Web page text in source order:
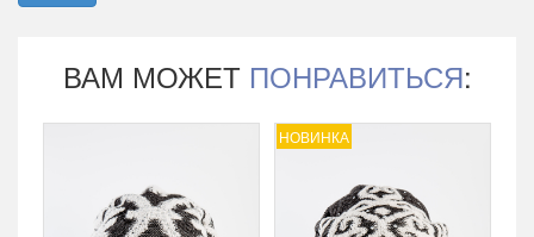
ВАМ МОЖЕТ ПОНРАВИТЬСЯ:
НОВИНКА